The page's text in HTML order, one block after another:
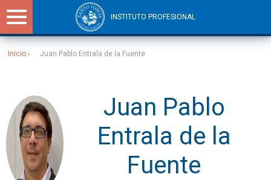
INSTITUTO PROFESIONAL
Inicio Juan Pablo Entrala de la Fuente
Juan Pablo
Entrala de la
Fuente